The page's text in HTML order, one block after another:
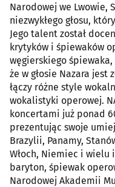
Narodowej we Lwowie,
niezwykłego głosu,
Jego talent został
krytyków i śpiewaków
węgierskiego
że w głosie Nazara jest
łączy różne style
wokalistyki operowej.
koncertami już ponad
prezentując swoje
Brazylii, Panamy,
Włoch, Niemiec i wielu
baryton, śpiewak
Narodowej Akademii